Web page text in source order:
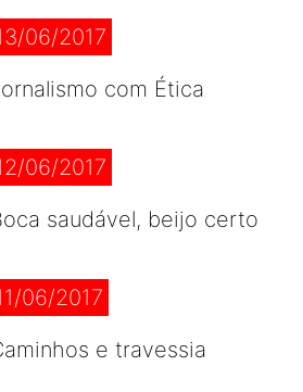
06/2017
com Ética
06/2017
saudável, beijo certo
06/2017
e travessia